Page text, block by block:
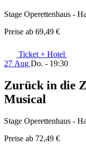
Stage Operettenhaus -
Preise ab 69,49 €
Ticket + Hotel
27 Aug Do. - 19:30
Zurück in die
Musical
Stage Operettenhaus -
Preise ab 72,49 €